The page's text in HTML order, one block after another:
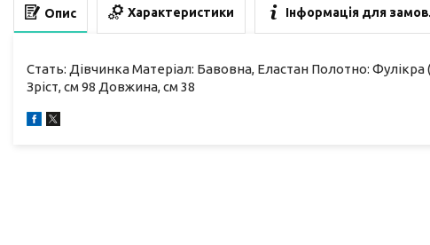
Опис Характеристики Інформація для
Стать: Дівчинка Матеріал: Бавовна, Еластан Полотно: Фулікра
Зріст, см 98 Довжина, см 38